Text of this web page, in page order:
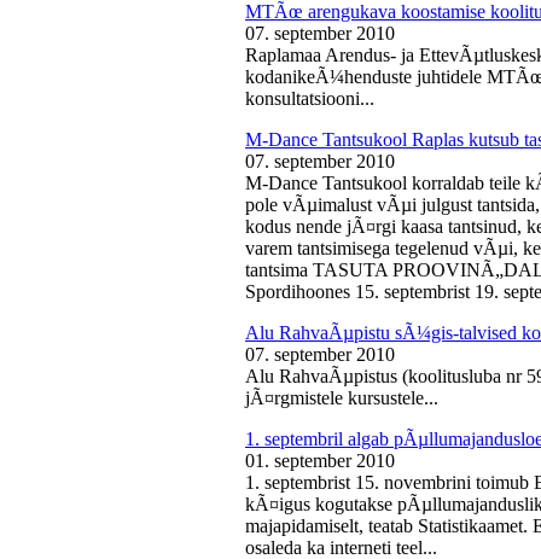
MTÃœ arengukava koostamise
07. september 2010
Raplamaa Arendus- ja
kodanikeÃ¼henduste juhtidele
konsultatsiooni...
M-Dance Tantsukool Raplas kutsub
07. september 2010
M-Dance Tantsukool korraldab teile
pole vÃµimalust vÃµi julgust
kodus nende jÃ¤rgi kaasa tantsinud,
varem tantsimisega tegelenud vÃµi,
tantsima TASUTA
Spordihoones 15. septembrist 19.
Alu RahvaÃµpistu sÃ¼gis-talvised
07. september 2010
Alu RahvaÃµpistus (koolitusluba nr
jÃ¤rgmistele kursustele...
1. septembril algab
01. september 2010
1. septembrist 15. novembrini toimub
kÃ¤igus kogutakse
majapidamiselt, teatab Statistikaamet.
osaleda ka interneti teel...